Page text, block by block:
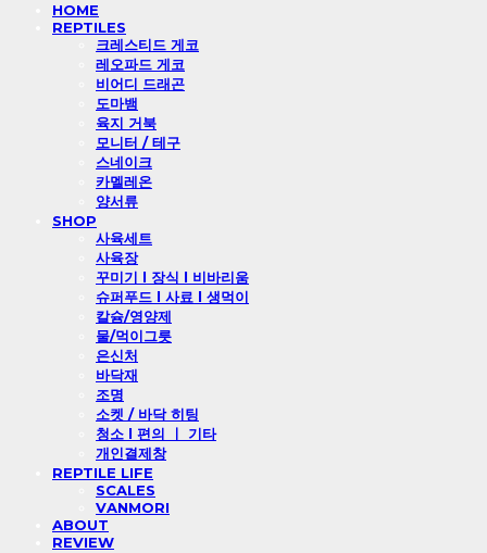
HOME
REPTILES
크레스티드 게코
레오파드 게코
비어디 드래곤
도마뱀
육지 거북
모니터 / 테구
스네이크
카멜레온
양서류
SHOP
사육세트
사육장
꾸미기 l 장식 l 비바리움
슈퍼푸드 l 사료 l 생먹이
칼슘/영양제
물/먹이그릇
은신처
바닥재
조명
소켓 / 바닥 히팅
청소 l 편의 ㅣ 기타
개인결제창
REPTILE LIFE
SCALES
VANMORI
ABOUT
REVIEW